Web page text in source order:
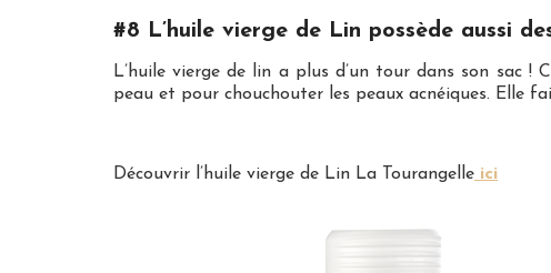
#8 L’huile vierge de Lin possède aussi
L’huile vierge de lin a plus d’un tour dans son sac !
peau et pour chouchouter les peaux acnéiques. Elle
Découvrir l’huile vierge de Lin La Tourangelle ici